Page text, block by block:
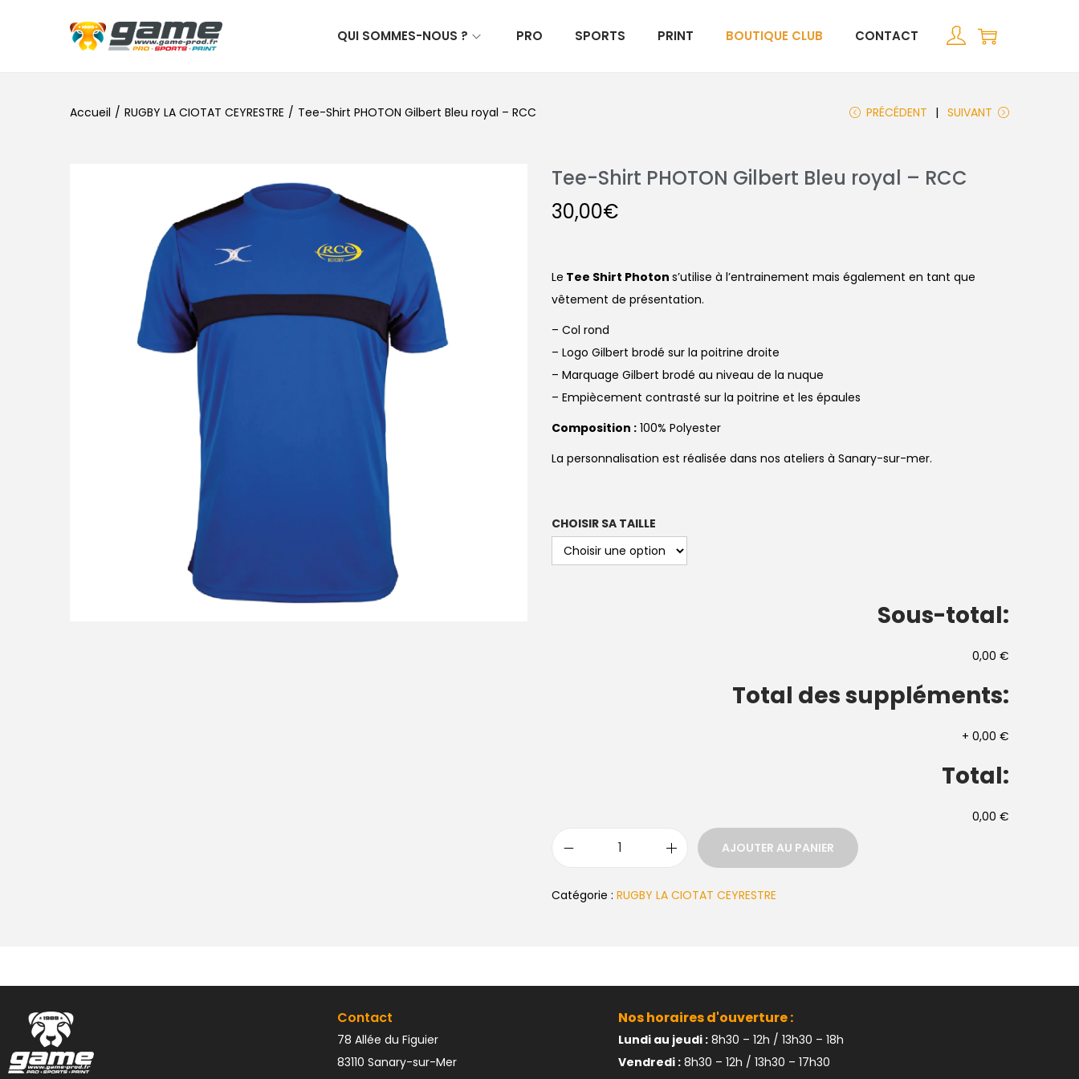
QUI SOMMES-NOUS ? PRO SPORTS PRINT BOUTIQUE CLUB CONTACT
Accueil / RUGBY LA CIOTAT CEYRESTRE / Tee-Shirt PHOTON Gilbert Bleu royal – RCC PRÉCÉDENT SUIVANT
Tee-Shirt PHOTON Gilbert Bleu royal – RCC
30,00€
Le Tee Shirt Photon s’utilise à l’entrainement mais également en tant que
vêtement de présentation.
– Col rond
– Logo Gilbert brodé sur la poitrine droite
– Marquage Gilbert brodé au niveau de la nuque
– Empiècement contrasté sur la poitrine et les épaules
Composition : 100% Polyester
La personnalisation est réalisée dans nos ateliers à Sanary-sur-mer.
CHOISIR SA TAILLE
Sous-total:
0,00 €
Total des suppléments:
+ 0,00 €
Total:
0,00 €
AJOUTER AU PANIER
Catégorie : RUGBY LA CIOTAT CEYRESTRE
Contact
78 Allée du Figuier
83110 Sanary-sur-Mer
Nos horaires d'ouverture :
Lundi au jeudi : 8h30 – 12h / 13h30 – 18h
Vendredi : 8h30 – 12h / 13h30 – 17h30